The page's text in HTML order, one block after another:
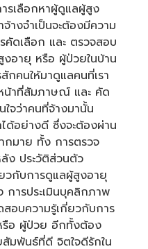
รเลือกหาผู้ดูแลผู้สูง
างจำเป็นจะต้องมีความ
คัดเลือก และ ตรวจสอบ
งอายุ หรือ ผู้ป่วยในบ้าน
สักคนให้มาดูแลคนที่เรา
น้าที่สัมภาษณ์ และ คัด
ใจว่าคนที่จ้างมานั้น
ด้อย่างดี ซึ่งจะต้องผ่าน
กมาย ทั้ง การตรวจ
ง ประวัติส่วนตัว
วกับการดูแลผู้สูงอายุ
ารประเมินบุคลิกภาพ
อบความรู้เกี่ยวกับการ
อ ผู้ป่วย อีกทั้งต้อง
มพันธ์ที่ดี จิตใจดีรักใน